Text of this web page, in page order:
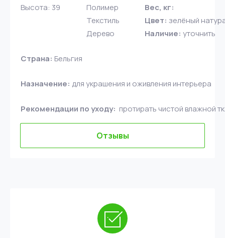
Высота: 39
Полимер
Вес, кг:
Текстиль
Цвет: зелёный
Дерево
Наличие: уточнить
Страна: Бельгия
Назначение: для украшения и оживления интерьера
Рекомендации по уходу: протирать чистой влажной
Отзывы